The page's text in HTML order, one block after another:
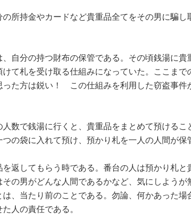
所持金やカードなど貴重品全てをその男に騙し
自分の持つ財布の保管である。その頃銭湯に貴
て札を受け取る仕組みになっていた。ここまで
た方は鋭い！ この仕組みを利用した窃盗事件
数で銭湯に行くと、貴重品をまとめて預けるこ
の袋に入れて預け、預かり札を一人の人間が保
返してもらう時である。番台の人は預かり札と
の男がどんな人間であるかなど、気にしようが
、当たり前のことである。勿論、何かあった場
人の責任である。